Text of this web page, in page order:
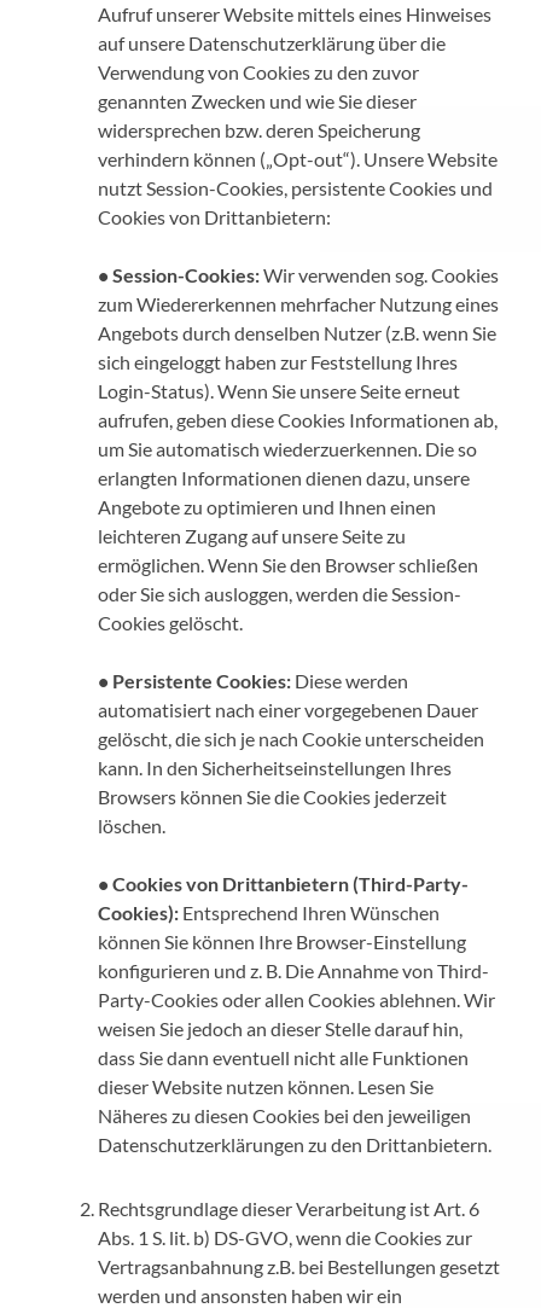
Aufruf unserer Website mittels eines Hinweises
auf unsere Datenschutzerklärung über die
Verwendung von Cookies zu den zuvor
genannten Zwecken und wie Sie dieser
widersprechen bzw. deren Speicherung
verhindern können („Opt-out“). Unsere Website
nutzt Session-Cookies, persistente Cookies und
Cookies von Drittanbietern:
• Session-Cookies:Wir verwenden sog. Cookies
zum Wiedererkennen mehrfacher Nutzung eines
Angebots durch denselben Nutzer (z.B. wenn Sie
sich eingeloggt haben zur Feststellung Ihres
Login-Status). Wenn Sie unsere Seite erneut
aufrufen, geben diese Cookies Informationen ab,
um Sie automatisch wiederzuerkennen. Die so
erlangten Informationen dienen dazu, unsere
Angebote zu optimieren und Ihnen einen
leichteren Zugang auf unsere Seite zu
ermöglichen. Wenn Sie den Browser schließen
oder Sie sich ausloggen, werden die Session-
Cookies gelöscht.
• Persistente Cookies: Diese werden
automatisiert nach einer vorgegebenen Dauer
gelöscht, die sich je nach Cookie unterscheiden
kann. In den Sicherheitseinstellungen Ihres
Browsers können Sie die Cookies jederzeit
löschen.
• Cookies von Drittanbietern (Third-Party-
Cookies): Entsprechend Ihren Wünschen
können Sie können Ihre Browser-Einstellung
konfigurieren und z. B. Die Annahme von Third-
Party-Cookies oder allen Cookies ablehnen. Wir
weisen Sie jedoch an dieser Stelle darauf hin,
dass Sie dann eventuell nicht alle Funktionen
dieser Website nutzen können. Lesen Sie
Näheres zu diesen Cookies bei den jeweiligen
Datenschutzerklärungen zu den Drittanbietern.
Rechtsgrundlage dieser Verarbeitung ist Art. 6
Abs. 1 S. lit. b) DS-GVO, wenn die Cookies zur
Vertragsanbahnung z.B. bei Bestellungen gesetzt
werden und ansonsten haben wir ein